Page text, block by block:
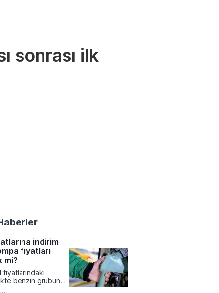
sonrası ilk
indirim
fiyatları
mi?
benzin grubunda